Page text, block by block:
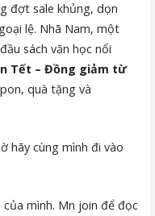
đợt sale khủng, dọn
lệ. Nhã Nam, một
sách văn học nổi
Tết – Đồng giảm từ
quà tặng và
hãy cùng mình đi vào
của mình. Mn join để đọc